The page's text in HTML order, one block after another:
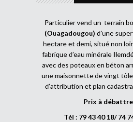
Particulier vend un terrain
(Ouagadougou) d’une
hectare et demi, situé non
fabrique d’eau minérale
avec des poteaux en béton
une maisonnette de vingt
d’attribution et plan
Prix à débattre
Tél : 79 43 40 18/ 74